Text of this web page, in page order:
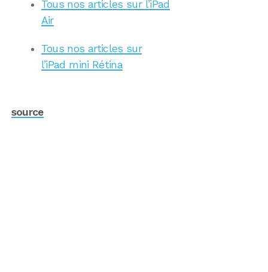
Tous nos articles sur l’iPad
Air
Tous nos articles sur
l’iPad mini Rétina
source